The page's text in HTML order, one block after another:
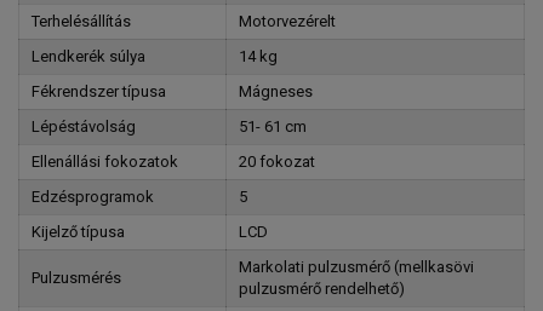
Terhelésállítás
Motorvezérelt
Lendkerék súlya
14 kg
Fékrendszer típusa
Mágneses
Lépéstávolság
51- 61 cm
Ellenállási fokozatok
20 fokozat
Edzésprogramok
5
Kijelző típusa
LCD
Pulzusmérés
Markolati pulzusmérő (mellkasövi
pulzusmérő rendelhető)